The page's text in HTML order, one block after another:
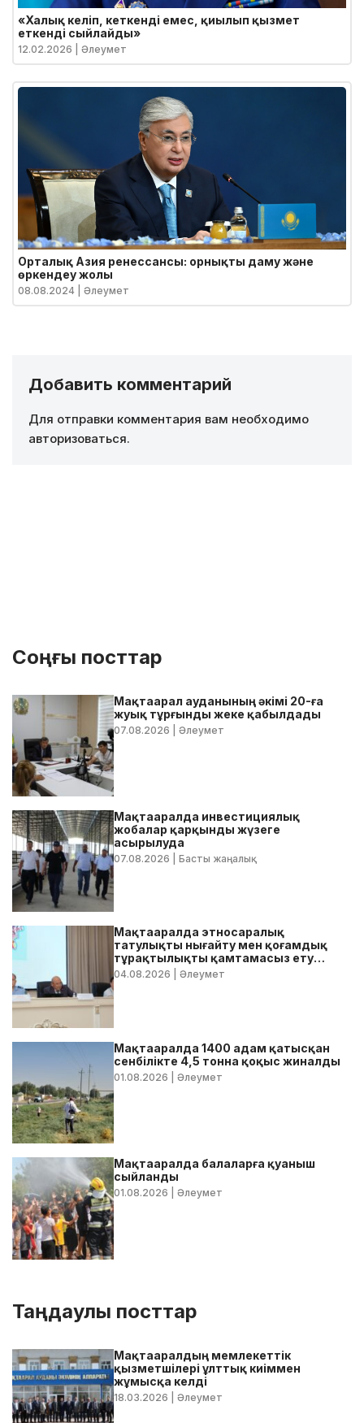
«Халық келіп, кеткенді емес, қиылып қызмет
еткенді сыйлайды»
12.02.2026 | Әлеумет
Орталық Азия ренессансы: орнықты даму және
өркендеу жолы
08.08.2024 | Әлеумет
Добавить комментарий
Для отправки комментария вам необходимо
авторизоваться.
Соңғы посттар
Мақтаарал ауданының әкімі 20-ға
жуық тұрғынды жеке қабылдады
07.08.2026 | Әлеумет
Мақтааралда инвестициялық
жобалар қарқынды жүзеге
асырылуда
07.08.2026 | Басты жаңалық
Мақтааралда этносаралық
татулықты нығайту мен қоғамдық
тұрақтылықты қамтамасыз ету
бойынша жедел кеңес өтті
04.08.2026 | Әлеумет
Мақтааралда 1400 адам қатысқан
сенбілікте 4,5 тонна қоқыс жиналды
01.08.2026 | Әлеумет
Мақтааралда балаларға қуаныш
сыйланды
01.08.2026 | Әлеумет
Таңдаулы посттар
Мақтааралдың мемлекеттік
қызметшілері ұлттық киіммен
жұмысқа келді
18.03.2026 | Әлеумет